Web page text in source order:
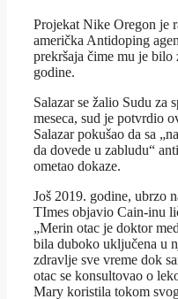
Projekat Nike Oregon je
američka Antidoping
prekršaja čime mu je bilo
godine.
Salazar se žalio Sudu za
meseca, sud je potvrdio
Salazar pokušao da sa
da dovede u zabludu“
ometao dokaze.
Još 2019. godine, ubrzo
TImes objavio Cain-inu
„Merin otac je doktor
bila duboko uključena u
zdravlje sve vreme dok
otac se konsultovao o
Mary koristila tokom